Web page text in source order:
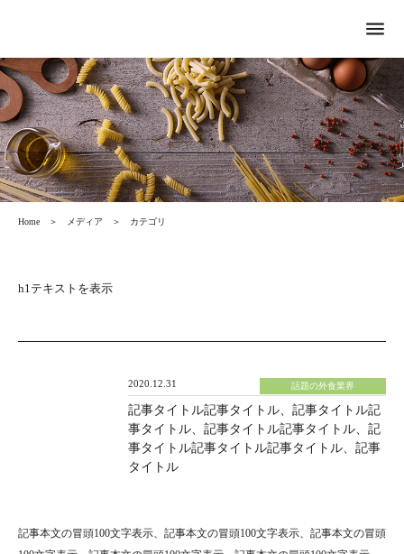
menu
Home ＞ メディア ＞ カテゴリ
h1テキストを表示
2020.12.31 話題の外食業界
記事タイトル記事タイトル、記事タイトル記
事タイトル、記事タイトル記事タイトル、記
事タイトル記事タイトル記事タイトル、記事
タイトル
記事本文の冒頭100文字表示、記事本文の冒頭100文字表示、記事本文の冒頭